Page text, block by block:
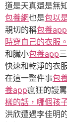
道是天真還是無
包養網也是包以
親切的稱包養app
時穿自己的衣服
和臟小包養app
快速和乾淨的衣
在這一整件事包
養app瘋狂的謾
樣的話，哪個孩
洪欣遭遇李佳明